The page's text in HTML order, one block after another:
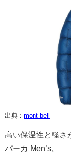
出典： mont-bell
高い保温性と軽さ
パーカ Men’s。